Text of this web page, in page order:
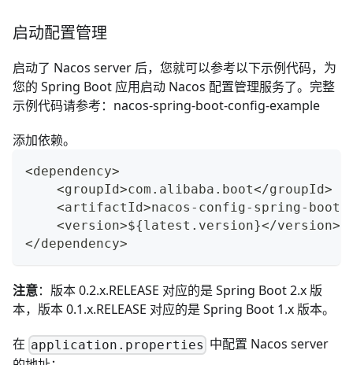
启动配置管理
启动了 Nacos server 后，您就可以参考以下示例代码，为
您的 Spring Boot 应用启动 Nacos 配置管理服务了。完整
示例代码请参考： nacos-spring-boot-config-example
添加依赖。
<dependency>
    <groupId>com.alibaba.boot</groupId>
<artifactId>nacos-config-spring-
    <version>${latest.version}</version>
</dependency>
注意：版本0.2.x.RELEASE 对应的是 Spring Boot 2.x 版
本，版本0.1.x.RELEASE 对应的是 Spring Boot 1.x 版本。
在 application.properties 中配置 Nacos server